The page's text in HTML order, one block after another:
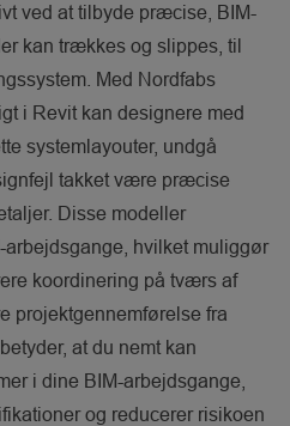
ved at tilbyde præcise, BIM-
kan trækkes og slippes, til
Med Nordfabs
i Revit kan designere med
systemlayouter, undgå
takket være præcise
Disse modeller
arbejdsgange, hvilket muliggør
koordinering på tværs af
projektgennemførelse fra
at du nemt kan
i dine BIM-arbejdsgange,
og reducerer risikoen